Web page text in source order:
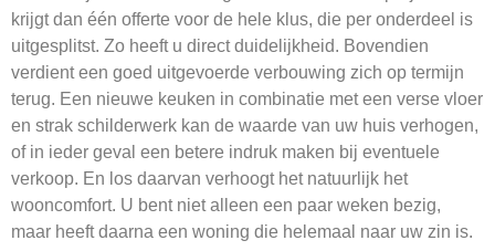
krijgt dan één offerte voor de hele klus, die per onderdeel is
uitgesplitst. Zo heeft u direct duidelijkheid. Bovendien
verdient een goed uitgevoerde verbouwing zich op termijn
terug. Een nieuwe keuken in combinatie met een verse vloer
en strak schilderwerk kan de waarde van uw huis verhogen,
of in ieder geval een betere indruk maken bij eventuele
verkoop. En los daarvan verhoogt het natuurlijk het
wooncomfort. U bent niet alleen een paar weken bezig,
maar heeft daarna een woning die helemaal naar uw zin is.